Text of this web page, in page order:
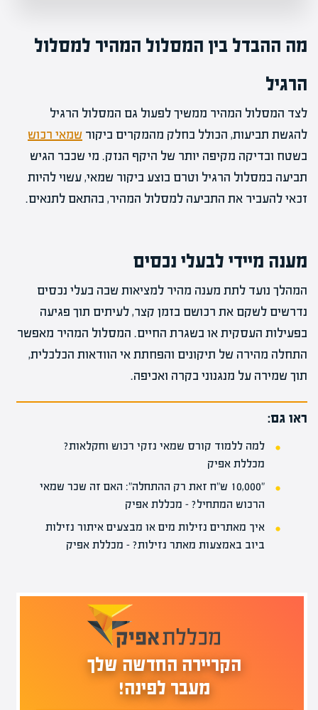
מה ההבדל בין המסלול המהיר למסלול
הרגיל
לצד המסלול המהיר ממשיך לפעול גם המסלול הרגיל
להגשת תביעות, הכולל בחלק מהמקרים ביקור שמאי רכוש
בשטח ובדיקה מקיפה יותר של היקף הנזק. מי שכבר הגיש
תביעה במסלול הרגיל וטרם בוצע ביקור שמאי, עשוי להיות
זכאי להעביר את התביעה למסלול המהיר, בהתאם לתנאים.
מענה מיידי לבעלי נכסים
המהלך נועד לתת מענה מהיר למציאות שבה בעלי נכסים
נדרשים לשקם את רכושם בזמן קצר, לעיתים תוך פגיעה
בפעילות העסקית או בשגרת החיים. המסלול המהיר מאפשר
התחלה מהירה של תיקונים והפחתת אי הוודאות הכלכלית,
תוך שמירה על מנגנוני בקרה ואכיפה.
ראו גם:
למה ללמוד קורס שמאי נזקי רכוש וחקלאות?
מכללת אפיק
"10,000 ש"ח זאת רק ההתחלה": האם זה שכר שמאי
הרכוש המתחיל? – מכללת אפיק
איך מאתרים נזילות מים או מבצעים איתור נזילות
ביוב באמצעות מאתר נזילות? – מכללת אפיק
הקריירה החדשה שלך
מעבר לפינה!